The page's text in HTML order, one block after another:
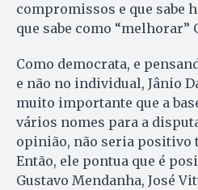
compromissos e que sabe
que sabe como “melhorar”
Como democrata, e
e não no individual, Jânio
muito importante que a
vários nomes para a
opinião, não seria positivo
Então, ele pontua que é
Gustavo Mendanha, José